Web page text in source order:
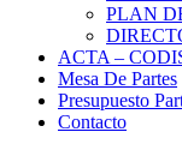
PLAN
ACTA –
Mesa De Partes
Presupuesto
Contacto